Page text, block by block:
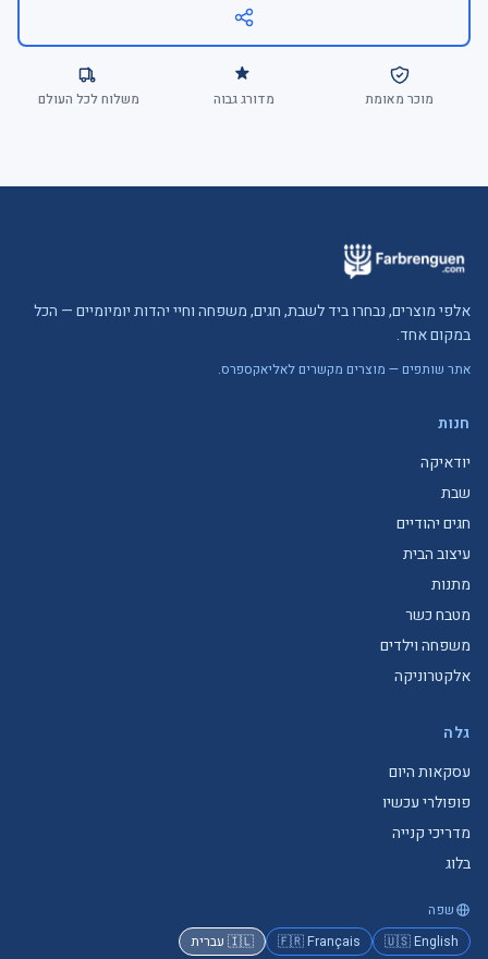
מוכר מאומת מדורג גבוה משלוח לכל העולם
אלפי מוצרים, נבחרו ביד לשבת, חגים, משפחה וחיי יהדות יומיומיים — הכל
במקום אחד.
אתר שותפים — מוצרים מקשרים לאליאקספרס.
חנות
יודאיקה
שבת
חגים יהודיים
עיצוב הבית
מתנות
מטבח כשר
משפחה וילדים
אלקטרוניקה
גלה
עסקאות היום
פופולרי עכשיו
מדריכי קנייה
בלוג
שפה
🇺🇸 English
🇫🇷 Français 🇮🇱 עברית